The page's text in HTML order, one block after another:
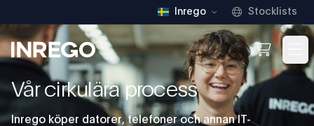
Inrego Stocklists
Inrego
Open
Vår cirkulära process
Inrego köper datorer, telefoner och annan IT-